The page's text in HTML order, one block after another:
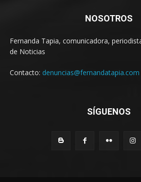
NOSOTROS
Fernanda Tapia, comunicadora,
de Noticias
Contacto: denuncias@fernandatapia.com
SÍGUENOS